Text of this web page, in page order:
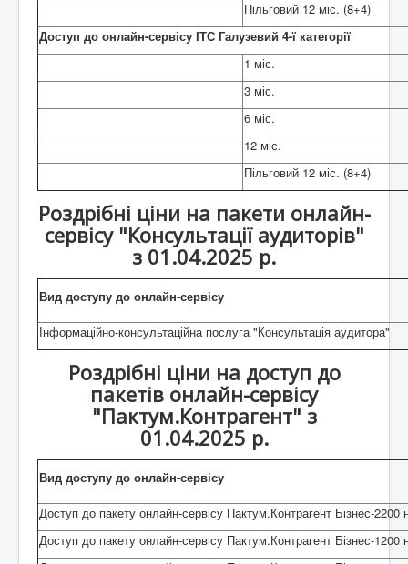
Пільговий 12 міс. (8+4)
Доступ до онлайн-сервісу ІТС Галузевий 4-ї категорії
1 міс.
3 міс.
6 міс.
12 міс.
Пільговий 12 міс. (8+4)
Роздрібні ціни на пакети онлайн-
сервісу "Консультації аудиторів"
з 01.04.2025 р.
Вид доступу до онлайн-сервісу
Інформаційно-консультаційна послуга "Консультація аудитора"
Роздрібні ціни на доступ до
пакетів онлайн-сервісу
"Пактум.Контрагент" з
01.04.2025 р.
Вид доступу до онлайн-сервісу
Доступ до пакету онлайн-сервісу Пактум.Контрагент Бізнес-2200
Доступ до пакету онлайн-сервісу Пактум.Контрагент Бізнес-1200